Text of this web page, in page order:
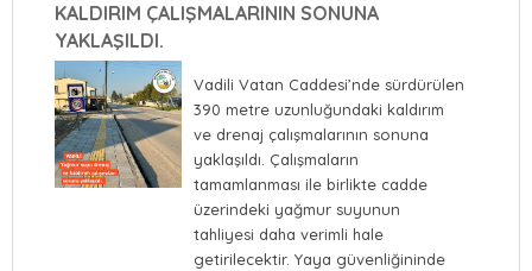
KALDIRIM ÇALIŞMALARININ SONUNA
YAKLAŞILDI.
Vadili Vatan Caddesi’nde sürdürülen
390 metre uzunluğundaki kaldırım
ve drenaj çalışmalarının sonuna
yaklaşıldı. Çalışmaların
tamamlanması ile birlikte cadde
üzerindeki yağmur suyunun
tahliyesi daha verimli hale
getirilecektir. Yaya güvenliğininde